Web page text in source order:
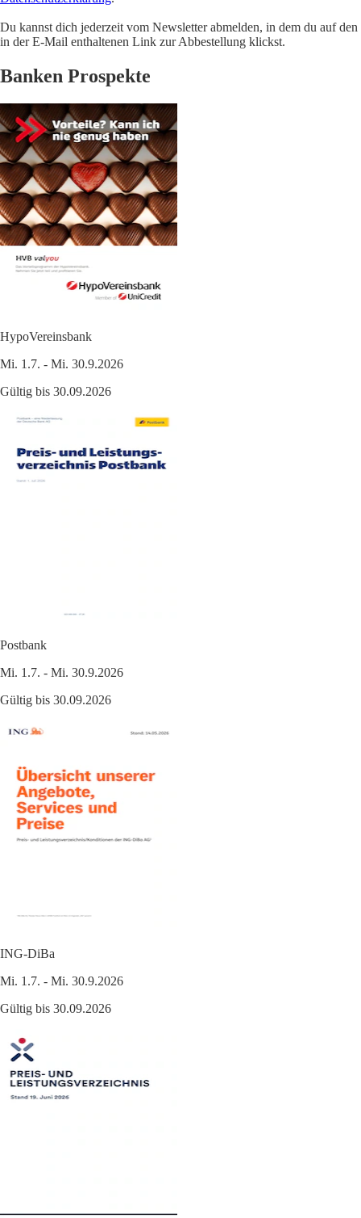
Du kannst dich jederzeit vom Newsletter abmelden, in dem du auf den
in der E-Mail enthaltenen Link zur Abbestellung klickst.
Banken Prospekte
HypoVereinsbank
Mi. 1.7. - Mi. 30.9.2026
Gültig bis 30.09.2026
Postbank
Mi. 1.7. - Mi. 30.9.2026
Gültig bis 30.09.2026
ING-DiBa
Mi. 1.7. - Mi. 30.9.2026
Gültig bis 30.09.2026